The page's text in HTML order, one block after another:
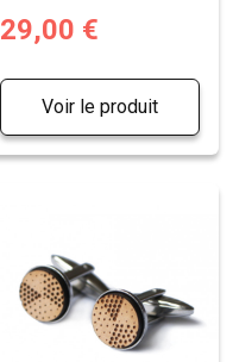
29,00 €
Voir le produit